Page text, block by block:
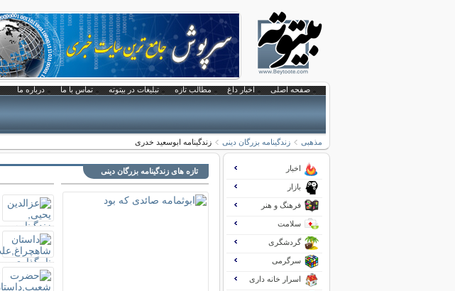
صفحه اصلی اخبار داغ مطالب تازه تبلیغات در بیتوته تماس با ما درباره ما
مذهبی زندگینامه بزرگان دینی زندگینامه ابوسعید خدری
تازه های زندگینامه بزرگان دینی اخبار
بازار
فرهنگ و هنر
سلامت
گردشگری
سرگرمی
اسرار خانه داری